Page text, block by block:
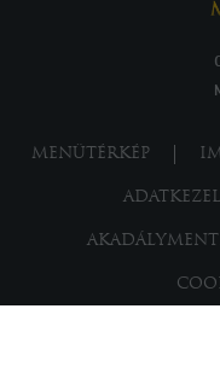
MENÜTÉRKÉP